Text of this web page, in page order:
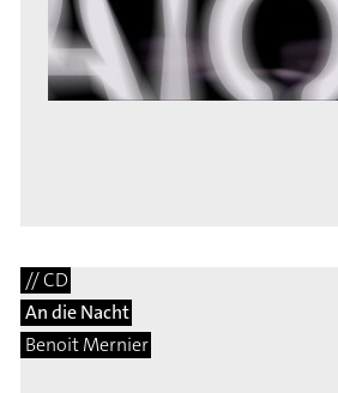
// CD
An die Nacht
Benoit Mernier